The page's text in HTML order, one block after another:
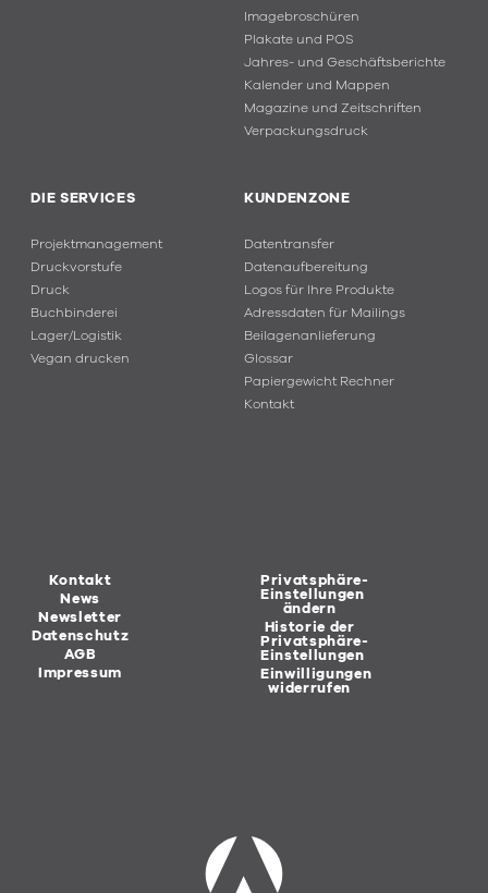
Imagebroschüren
Plakate und POS
Jahres- und Geschäftsberichte
Kalender und Mappen
Magazine und Zeitschriften
Verpackungsdruck
DIE SERVICES
Projektmanagement
Druckvorstufe
Druck
Buchbinderei
Lager/Logistik
Vegan drucken
KUNDENZONE
Datentransfer
Datenaufbereitung
Logos für Ihre Produkte
Adressdaten für Mailings
Beilagenanlieferung
Glossar
Papiergewicht Rechner
Kontakt
Kontakt
News
Newsletter
Datenschutz
AGB
Impressum
Privatsphäre-
Einstellungen
ändern
Historie der
Privatsphäre-
Einstellungen
Einwilligungen
widerrufen